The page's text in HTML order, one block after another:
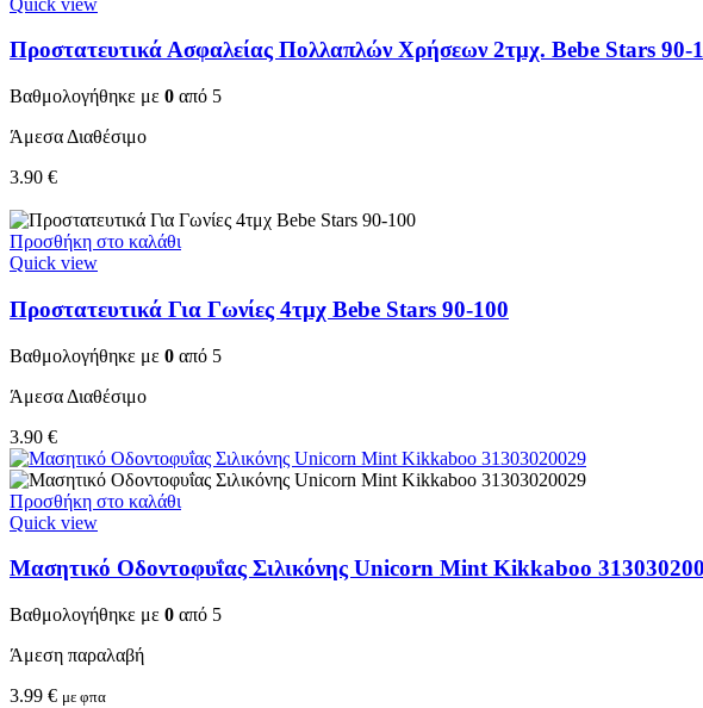
Προστατευτικά Ασφαλείας Πολλαπλών Χρήσεων 2τμχ. Bebe Stars 90-
Βαθμολογήθηκε με 0 από 5
Άμεσα Διαθέσιμο
3.90 €
Προσθήκη στο καλάθι
Quick view
Προστατευτικά Για Γωνίες 4τμχ Bebe Stars 90-100
Βαθμολογήθηκε με 0 από 5
Άμεσα Διαθέσιμο
3.90 €
Προσθήκη στο καλάθι
Quick view
Μασητικό Οδοντοφυΐας Σιλικόνης Unicorn Mint Kikkaboo
Βαθμολογήθηκε με 0 από 5
Άμεση παραλαβή
3.99 € με φπα